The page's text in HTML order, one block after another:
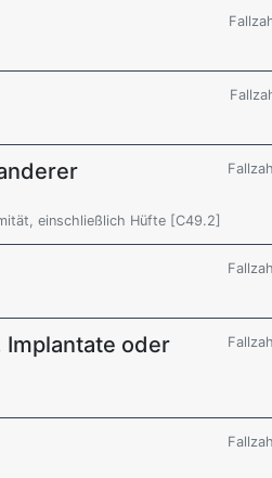
einschließlich Hüfte [C49.2]
oder